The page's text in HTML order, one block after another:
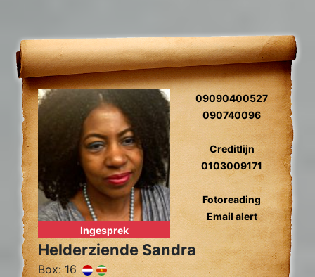
Ingesprek
09090400527
090740096
Creditlijn
0103009171
Fotoreading
Email alert
Helderziende Sandra
Box: 16